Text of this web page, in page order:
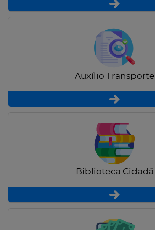
Auxílio Transporte
Biblioteca Cidadã